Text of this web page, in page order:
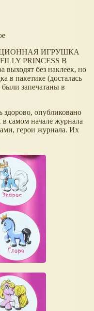
ИГРУШКА
PRINCESS В
без наклеек, но
в пакетике (досталась
запечатаны в
здорово, опубликовано
самом начале журнала
герои журнала. Их